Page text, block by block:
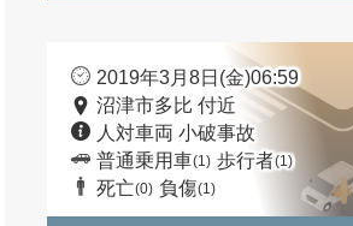
2019年3月8日(金)06:59
沼津市多比 付近
人対車両 小破事故
普通乗用車(1) 歩行者(1)
死亡(0) 負傷(1)